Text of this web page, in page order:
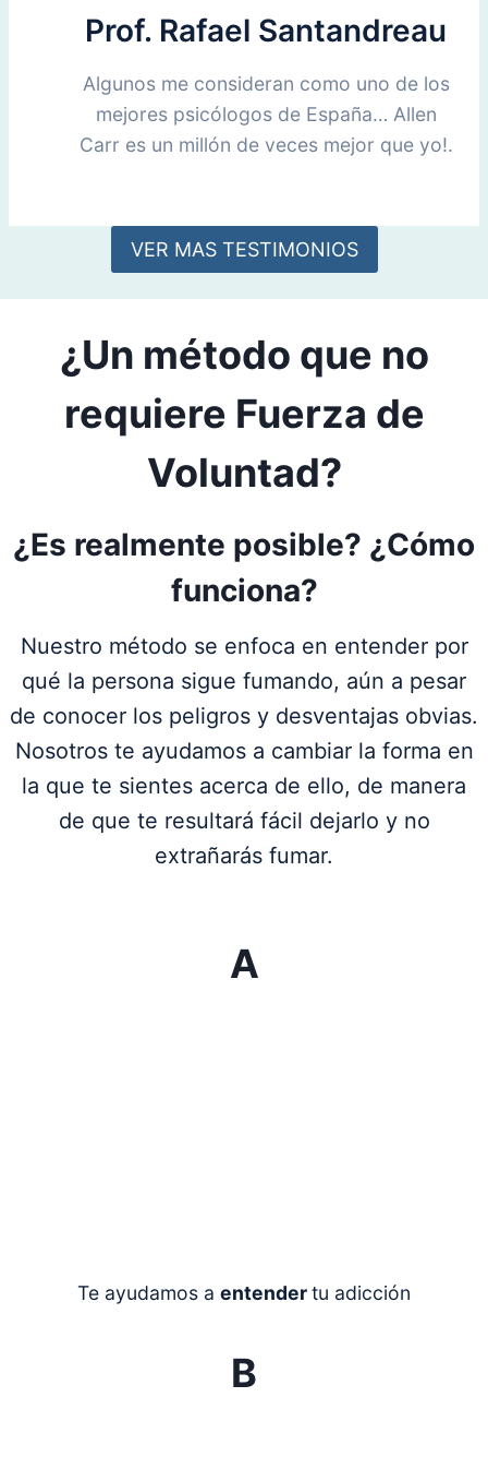
Prof. Rafael Santandreau
Algunos me consideran como uno de los
mejores psicólogos de España… Allen
Carr es un millón de veces mejor que yo!.
VER MAS TESTIMONIOS
¿Un método que no
requiere Fuerza de
Voluntad?
¿Es realmente posible? ¿Cómo
funciona?
Nuestro método se enfoca en entender por
qué la persona sigue fumando, aún a pesar
de conocer los peligros y desventajas obvias.
Nosotros te ayudamos a cambiar la forma en
la que te sientes acerca de ello, de manera
de que te resultará fácil dejarlo y no
extrañarás fumar.
A
Te ayudamos a entendertu adicción
B